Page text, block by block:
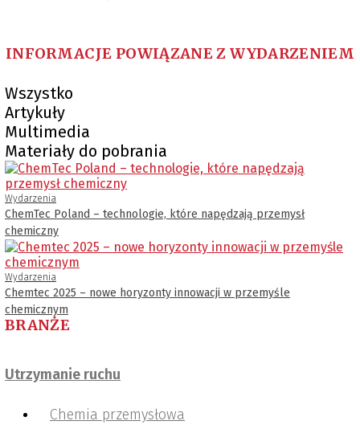
INFORMACJE POWIĄZANE Z WYDARZENIEM
Wszystko
Artykuły
Multimedia
Materiały do pobrania
Wydarzenia
ChemTec Poland – technologie, które napędzają przemysł
chemiczny
Wydarzenia
Chemtec 2025 – nowe horyzonty innowacji w przemyśle
chemicznym
BRANŻE
Utrzymanie ruchu
Chemia przemysłowa